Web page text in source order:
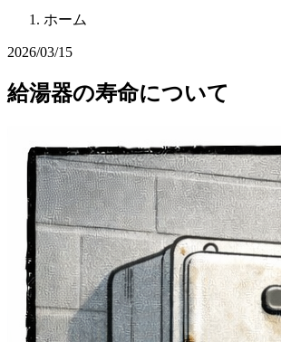
ホーム
2026/03/15
給湯器の寿命について